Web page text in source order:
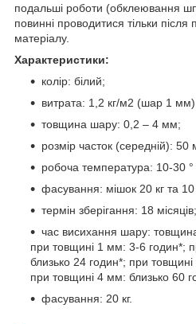
подальші роботи (обклеювання
повинні проводитися тільки після
матеріалу.
Характеристики:
колір: білий;
витрата: 1,2 кг/м2 (шар 1
товщина шару: 0,2 – 4 мм;
розмір часток (середній): 50
робоча температура: 10-30
фасування: мішок 20 кг та 10
термін зберігання: 18 місяців;
час висихання шару:
при товщині 1 мм: 3-6 годин*;
близько 24 годин*; при
при товщині 4 мм: близько 60
фасування: 20 кг.